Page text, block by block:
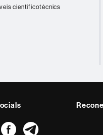
cientificotècnics
Facebook
Telegram